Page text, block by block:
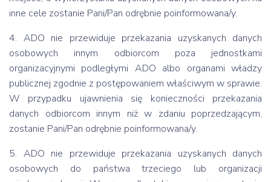
inne cele zostanie Pani/Pan odrębnie poinformowana/y.
4. ADO nie przewiduje przekazania uzyskanych danych
osobowych innym odbiorcom poza jednostkami
organizacyjnymi podległymi ADO albo organami władzy
publicznej zgodnie z postępowaniem właściwym w sprawie.
W przypadku ujawnienia się konieczności przekazania
danych odbiorcom innym niż w zdaniu poprzedzającym,
zostanie Pani/Pan odrębnie poinformowana/y.
5. ADO nie przewiduje przekazania uzyskanych danych
osobowych do państwa trzeciego lub organizacji